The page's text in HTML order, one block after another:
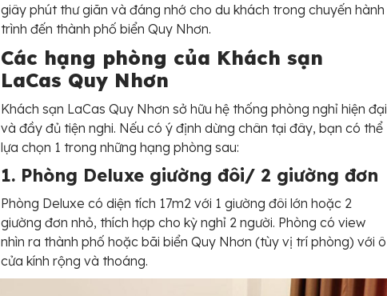
giây phút thư giãn và đáng nhớ cho du khách trong chuyến hành
trình đến thành phố biển Quy Nhơn.
Các hạng phòng của Khách sạn
LaCas Quy Nhơn
Khách sạn LaCas Quy Nhơn sở hữu hệ thống phòng nghỉ hiện đại
và đầy đủ tiện nghi. Nếu có ý định dừng chân tại đây, bạn có thể
lựa chọn 1 trong những hạng phòng sau:
1. Phòng Deluxe giường đôi/ 2 giường đơn
Phòng Deluxe có diện tích 17m2 với 1 giường đôi lớn hoặc 2
giường đơn nhỏ, thích hợp cho kỳ nghỉ 2 người. Phòng có view
nhìn ra thành phố hoặc bãi biển Quy Nhơn (tùy vị trí phòng) với ô
cửa kính rộng và thoáng.